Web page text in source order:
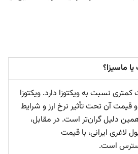
ماسیزا؟
نسبت به ویکتوزا دارد. ویکتوزا
قیمت آن تحت تأثیر نرخ ارز و شرایط
همین دلیل گران‌تر است. در مقابل،
لاغری ایرانی، با قیمت
است.